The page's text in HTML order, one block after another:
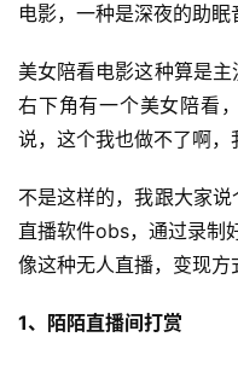
运
营
产
品
电影，一种是深夜的助眠
美女陪看电影这种算是主
右下角有一个美女陪看
说，这个我也做不了啊，
不是这样的，我跟大家
直播软件obs，通过录制
像这种无人直播，变现方
1、陌陌直播间打赏